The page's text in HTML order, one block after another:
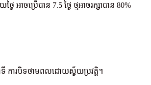
ាចប្រើបាន 7.5 ថ្ងៃ ថ្មអាចរក្សាបាន 80%
ទី ការ​បិទ​ថាមពល​ដោយ​ស្វ័យ​ប្រវត្តិ។